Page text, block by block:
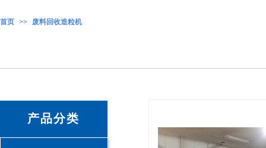
首页 >> 废料回收造粒机
产品分类